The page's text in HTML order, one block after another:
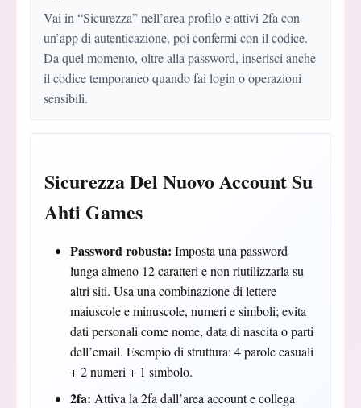
Vai in “Sicurezza” nell’area profilo e attivi 2fa con
un’app di autenticazione, poi confermi con il codice.
Da quel momento, oltre alla password, inserisci anche
il codice temporaneo quando fai login o operazioni
sensibili.
Sicurezza Del Nuovo Account Su
Ahti Games
Password robusta: Imposta una password
lunga almeno 12 caratteri e non riutilizzarla su
altri siti. Usa una combinazione di lettere
maiuscole e minuscole, numeri e simboli; evita
dati personali come nome, data di nascita o parti
dell’email. Esempio di struttura: 4 parole casuali
+ 2 numeri + 1 simbolo.
2fa: Attiva la 2fa dall’area account e collega